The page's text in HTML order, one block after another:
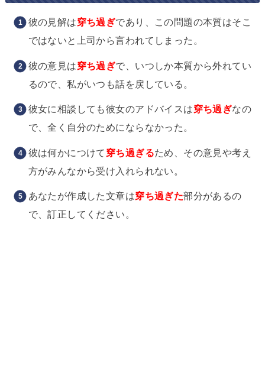
彼の見解は穿ち過ぎであり、この問題の本質はそこ
ではないと上司から言われてしまった。
彼の意見は穿ち過ぎで、いつしか本質から外れてい
るので、私がいつも話を戻している。
彼女に相談しても彼女のアドバイスは穿ち過ぎなの
で、全く自分のためにならなかった。
彼は何かにつけて 穿ち過ぎるため、その意見や考え
方がみんなから受け入れられない。
あなたが作成した文章は穿ち過ぎた部分があるの
で、訂正してください。